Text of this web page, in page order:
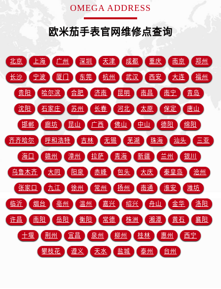
安徽省铜陵市铜官区石城大道售后服务中心（需提前预约）
安徽省芜湖市镜湖区中山路步行街售后服务中心（需提前预约）
安徽省宣城市宣州区叠嶂西路售后服务中心（需提前预约）
福建省龙岩市新罗区九一南路售后服务中心（需提前预约）
福建省南平市建阳区人民西路售后服务中心（需提前预约）
福建省宁德市蕉城区天湖东路售后服务中心（需提前预约）
福建省莆田市城厢区霞林街道荔华东大道售后服务中心（需提前预约）
福建省三明市三元区东乾二路售后服务中心（需提前预约）
福建省漳州市龙文区步港路售后服务中心（需提前预约）
江苏省常州市新北区龙锦路1590号现代传媒中心5号楼10层1008室售后服务中心（需提前预约）
江苏省淮安市清江浦区淮海北路售后服务中心（需提前预约）
江苏省连云港市海州区通灌北路售后服务中心（需提前预约）
江苏省南京市秦淮区中山南路1号南京中心22层22-C1-C3室售后服务中心（需提前预约）
江苏省宿迁市宿城区西湖路售后服务中心（需提前预约）
OMEGA ADDRESS
欧米茄手表官网维修点查询
北京 上海 广州 深圳 天津 成都 重庆 南京 郑州
长沙 宁波 厦门 东莞 杭州 武汉 西安 大连 福州
贵阳 哈尔滨 合肥 济南 昆明 南昌 南宁 青岛
沈阳 石家庄 苏州 长春 河北 太原 保定 唐山
邯郸 廊坊 昆山 广西 佛山 中山 德阳 绵阳
齐齐哈尔 呼和浩特 吉林 无锡 芜湖 珠海 汕头 三亚
海口 赣州 漳州 拉萨 青海 新疆 兰州 银川
乌鲁木齐 大同 阳泉 赤峰 包头 大庆 秦皇岛 沧州
张家口 九江 徐州 常州 扬州 南通 淮安 潍坊
临沂 烟台 亳州 温州 嘉兴 绍兴 舟山 金华 洛阳
许昌 南阳 岳阳 衡阳 常德 株洲 湘潭 黄石 襄阳
十堰 荆州 宜昌 泉州 柳州 桂林 惠州 西宁
攀枝花 遵义 天水 盐城 泰州 台州